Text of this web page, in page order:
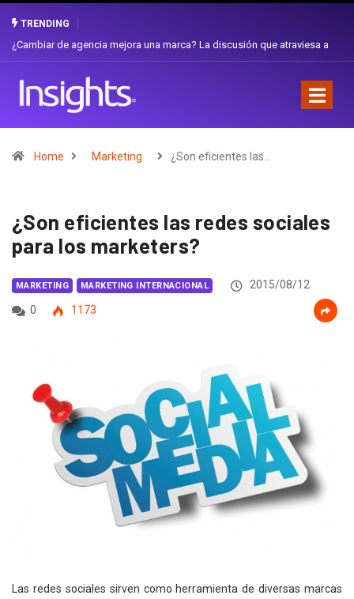
TRENDING
Gabriela Herrera y el arte de cambiarse el sombrero en Corporación
Home Marketing ¿Son eficientes las…
¿Son eficientes las redes sociales
para los marketers?
MARKETING MARKETING INTERNACIONAL
2015/08/12
0
1173
Las redes sociales sirven como herramienta de diversas marcas